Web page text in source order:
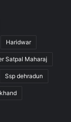
Haridwar
Satpal Maharaj
Ssp dehradun